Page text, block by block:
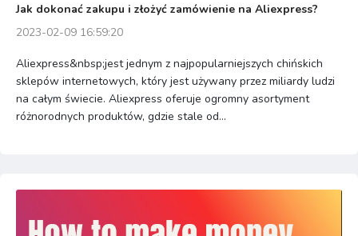
Jak dokonać zakupu i złożyć zamówienie na Aliexpress?
2023-02-09 16:59:20
Aliexpress&nbsp;jest jednym z najpopularniejszych chińskich
sklepów internetowych, który jest używany przez miliardy ludzi
na całym świecie. Aliexpress oferuje ogromny asortyment
różnorodnych produktów, gdzie stale od...